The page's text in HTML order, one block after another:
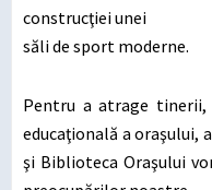
construcţiei unei
săli de sport moderne.
Pentru a atrage tinerii,
educaţională a oraşului,
şi Biblioteca Oraşului